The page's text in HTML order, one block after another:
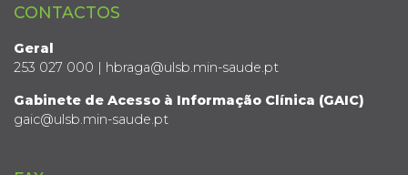
CONTACTOS
Geral
253 027 000 | hbraga@ulsb.min-saude.pt
Gabinete de Acesso à Informação Clínica (GAIC)
gaic@ulsb.min-saude.pt